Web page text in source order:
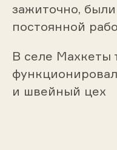
зажиточно,
постоянной
В селе Махкеты
и швейный цех